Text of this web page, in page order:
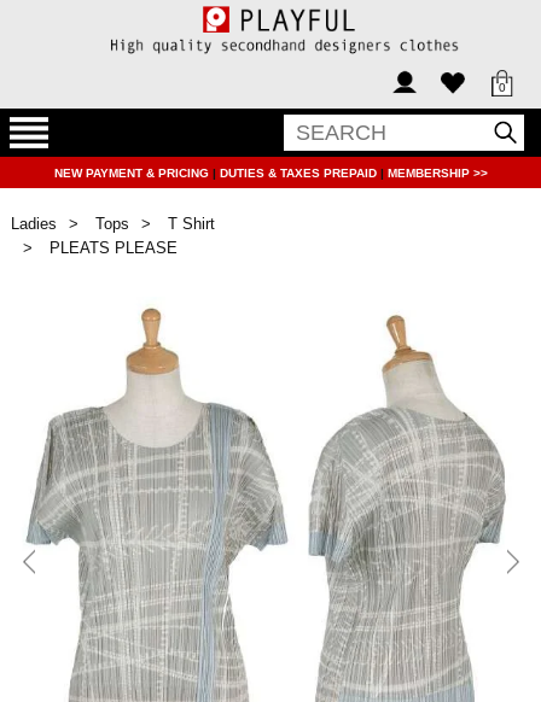
0
NEW PAYMENT & PRICING | DUTIES & TAXES PREPAID | MEMBERSHIP >>
Ladies Tops
T Shirt
PLEATS PLEASE